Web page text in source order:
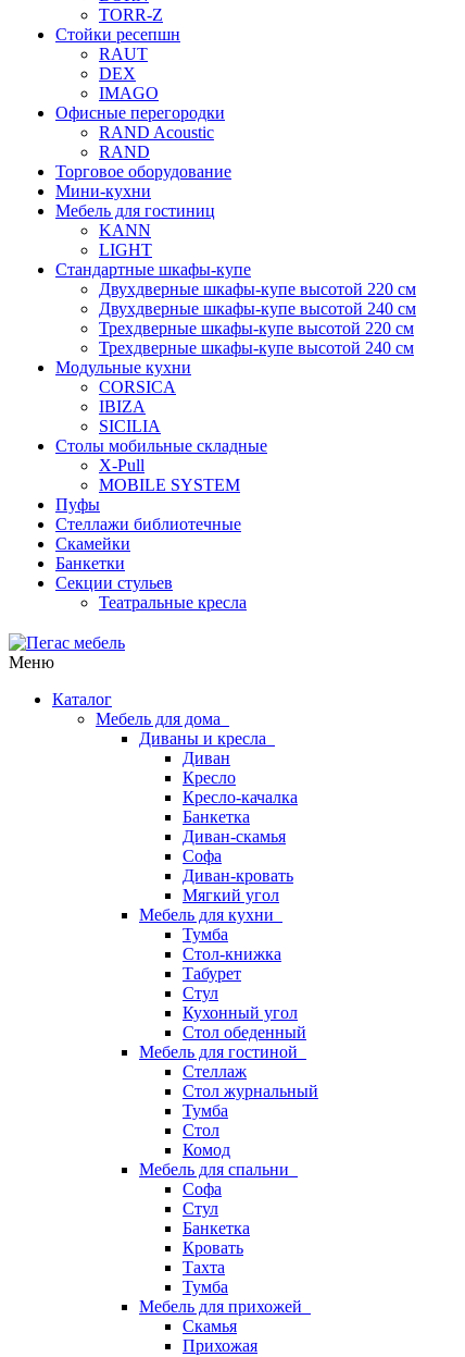
TORR-Z
Стойки ресепшн
RAUT
DEX
IMAGO
Офисные перегородки
RAND Acoustic
RAND
Торговое оборудование
Мини-кухни
Мебель для гостиниц
KANN
LIGHT
Стандартные шкафы-купе
Двухдверные шкафы-купе высотой 220 см
Двухдверные шкафы-купе высотой 240 см
Трехдверные шкафы-купе высотой 220 см
Трехдверные шкафы-купе высотой 240 см
Модульные кухни
CORSICA
IBIZA
SICILIA
Столы мобильные складные
X-Pull
MOBILE SYSTEM
Пуфы
Стеллажи библиотечные
Скамейки
Банкетки
Секции стульев
Театральные кресла
Меню
Каталог
Мебель для дома
Диваны и кресла
Диван
Кресло
Кресло-качалка
Банкетка
Диван-скамья
Софа
Диван-кровать
Мягкий угол
Мебель для кухни
Тумба
Стол-книжка
Табурет
Стул
Кухонный угол
Стол обеденный
Мебель для гостиной
Стеллаж
Стол журнальный
Тумба
Стол
Комод
Мебель для спальни
Софа
Стул
Банкетка
Кровать
Тахта
Тумба
Мебель для прихожей
Скамья
Прихожая